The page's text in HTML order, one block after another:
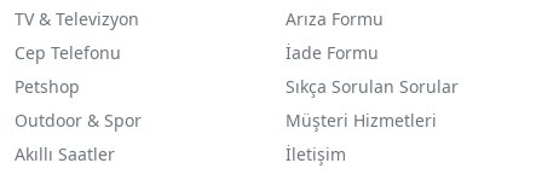
TV & Televizyon
Cep Telefonu
Petshop
Outdoor & Spor
Akıllı Saatler
Arıza Formu
İade Formu
Sıkça Sorulan Sorular
Müşteri Hizmetleri
İletişim